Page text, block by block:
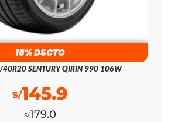
18% DSCTO
40R20 SENTURY QIRIN 990 106W
S/179.0
S/145.9